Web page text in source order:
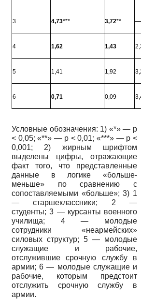
3 4,73*** 3,72** —
4 1,62 1,43
5 1,41 1,92
6 0,71 0,09
Условные обозначения: 1) «*» — р
< 0,05; «**» — р < 0,01; «***» — р <
0,001; 2) жирным шрифтом
выделены цифры, отражающие
факт того, что представленные
данные в логике «больше­
меньше» по сравнению с
сопоставляемыми «больше»; 3) 1
— старшеклассники; 2 —
студенты; 3 — курсанты военного
училища; 4 — молодые
сотрудники «неармейских»
силовых структур; 5 — молодые
служащие и рабочие,
отслужившие срочную службу в
армии; 6 — молодые служащие и
рабочие, которым предстоит
отслужить срочную службу в
армии.